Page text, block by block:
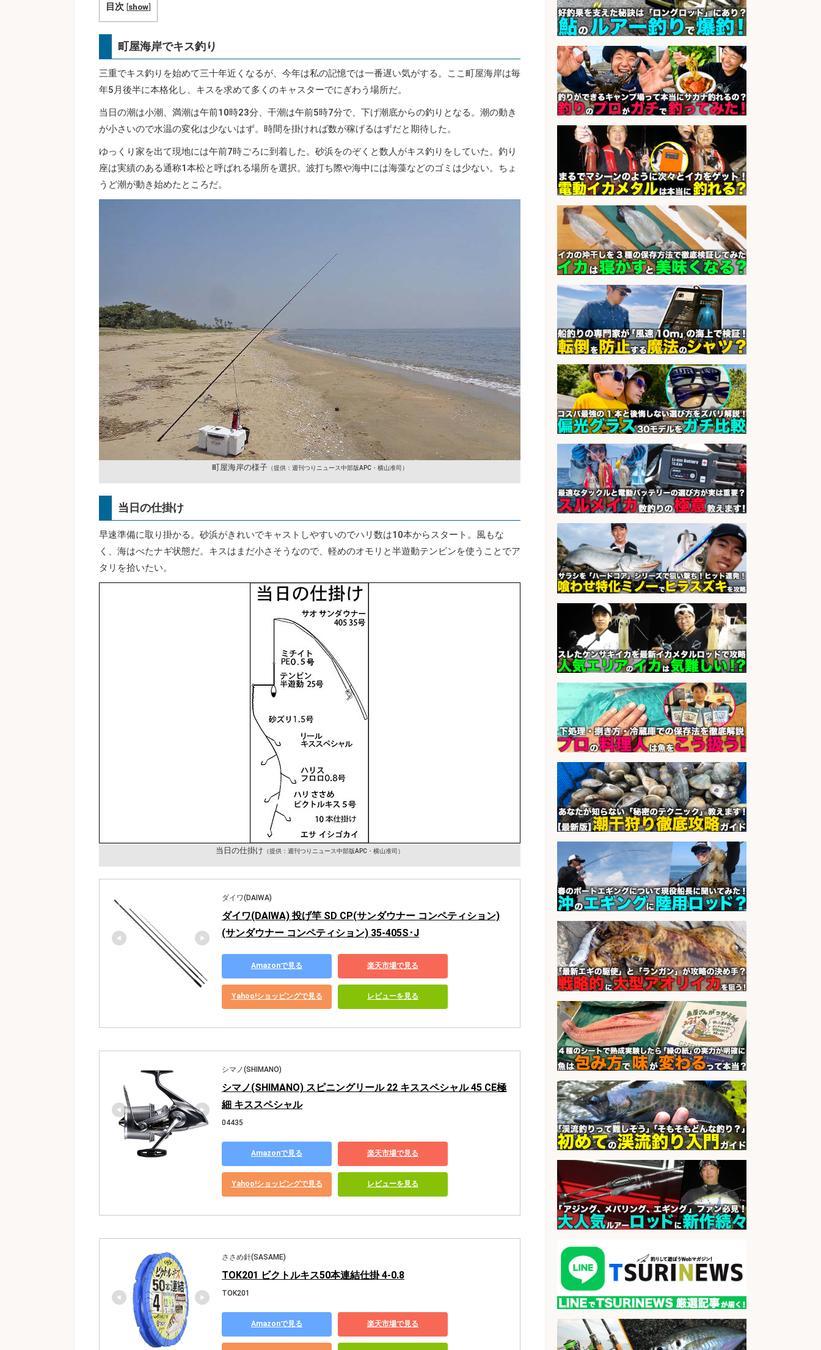
目次 [show]
町屋海岸でキス釣り
三重でキス釣りを始めて三十年近くなるが、今年は私の記憶では一番遅い気がする。ここ町屋海岸は毎
年5月後半に本格化し、キスを求めて多くのキャスターでにぎわう場所だ。
当日の潮は小潮、満潮は午前10時23分、干潮は午前5時7分で、下げ潮底からの釣りとなる。潮の動き
が小さいので水温の変化は少ないはず。時間を掛ければ数が稼げるはずだと期待した。
ゆっくり家を出て現地には午前7時ごろに到着した。砂浜をのぞくと数人がキス釣りをしていた。釣り
座は実績のある通称1本松と呼ばれる場所を選択。波打ち際や海中には海藻などのゴミは少ない。ちょ
うど潮が動き始めたところだ。
町屋海岸の様子（提供：週刊つりニュース中部版APC・横山准司）
当日の仕掛け
早速準備に取り掛かる。砂浜がきれいでキャストしやすいのでハリ数は10本からスタート。風もな
く、海はべたナギ状態だ。キスはまだ小さそうなので、軽めのオモリと半遊動テンビンを使うことでア
タリを拾いたい。
当日の仕掛け （提供：週刊つりニュース中部版APC・横山准司）
ダイワ(DAIWA)
ダイワ(DAIWA) 投げ竿 SD CP(サンダウナー コンペティション)
(サンダウナー コンペティション) 35-405S･J
Amazonで見る 楽天市場で見る
Yahoo!ショッピングで見る レビューを見る
シマノ(SHIMANO)
シマノ(SHIMANO) スピニングリール 22 キススペシャル 45 CE極
細 キススペシャル
04435
Amazonで見る 楽天市場で見る
Yahoo!ショッピングで見る レビューを見る
ささめ針(SASAME)
TOK201 ビクトルキス50本連結仕掛 4-0.8
TOK201
Amazonで見る 楽天市場で見る
会社名 UTエージェント株式会社
sponsored by 求人ボックス
釣り具のかんたん軽作業/高収入/交
通費支給/制服貸与/正社員登用あり
会社名 株式会社REnista
sponsored by 求人ボックス
和食, 日本料理・懐石料理/店長・店
長候補/本物を知る大人の隠れ家!魚
の価値を上げ、地域を元気に!店長候
補募集
会社名 酒場あらかぶ 酒場あらかぶ
sponsored by 求人ボックス
精肉・青果・鮮魚販売/「志布志
市」「時給1,150円〜」志布志市周
辺でお魚のカットや商品の陳列スタ
ッフ/未経験歓迎×残業少なめ×車通
勤OK/鹿児島県/志布志市
会社名 株式会社ホットスタッフ鹿児島
sponsored by 求人ボックス
精肉・青果・鮮魚販売/「志布志
市」お魚のカットや商品の陳列スタ
ッフ/志布志市/「時給1,150円〜」/
未経験歓迎×残業少なめ×車通勤OK/
鹿児島県
会社名 株式会社ホットスタッフ鹿児島
sponsored by 求人ボックス
営業事務/「大津市」釣り具メーカ
ーの物流事務・営業アシスタント/
小野駅から徒歩6分/「時給1,300
円」/大型連休あり×残業なし×土日
祝休み/滋賀県
会社名 株式会社ホットスタッフ滋賀
sponsored by 求人ボックス
さらに求人情報を見る